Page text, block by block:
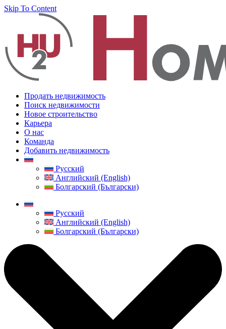
Skip To Content
Продать недвижимость
Поиск недвижимости
Новое строительство
Карьера
О нас
Команда
Добавить недвижимость
Русский
Английский (English)
Болгарский (Български)
Русский
Английский (English)
Болгарский (Български)